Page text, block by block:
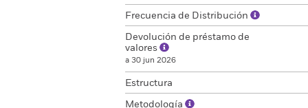
Frecuencia de Distribución
Devolución de préstamo de
valores
a 30 jun 2026
Estructura
Metodología